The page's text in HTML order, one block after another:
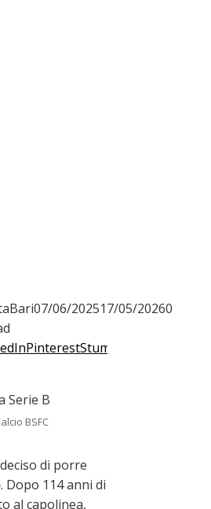
07/06/202517/05/20260
PinterestStumbleupon
BSFC
di porre
. Dopo 114 anni di
al capolinea,